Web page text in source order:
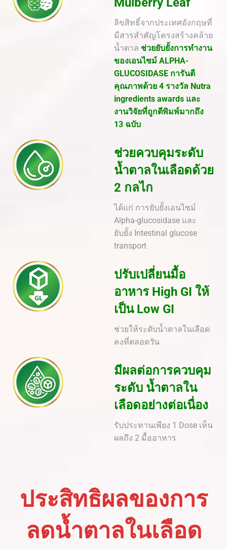
ลิขสิทธิ์จากประเทศอังกฤษที่
มีสารสำคัญโครงสร้างคล้าย
น้ำตาล ช่วยยับยั้งการทำงาน
ของเอนไซม์ ALPHA-
GLUCOSIDASE การันตี
คุณภาพด้วย 4 รางวัล Nutra
ingredients awards และ
งานวิจัยที่ถูกตีพิมพ์มากถึง
13 ฉบับ​
ช่วยควบคุมระดับ
น้ำตาลในเลือดด้วย
2 กลไก
ได้แก่ การยับยั้งเอนไซม์
Alpha-glucosidase และ
ยับยั้ง Intestinal glucose
transport
ปรับเปลี่ยนมื้อ
อาหาร High GI ให้
เป็น Low GI
ช่วยให้ระดับน้ำตาลในเลือด
คงที่ตลอดวัน
มีผลต่อการควบคุม
ระดับ น้ำตาลใน
เลือดอย่างต่อเนื่อง
รับประทานเพียง 1 Dose เห็น
ผลถึง 2 มื้ออาหาร
ประสิทธิผลของการ
ลดน้ำตาลในเลือด